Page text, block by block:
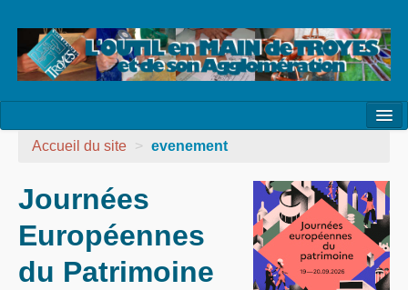
l’Association
les Evénements
Accueil du site > evenement
Journées
Européennes
du Patrimoine